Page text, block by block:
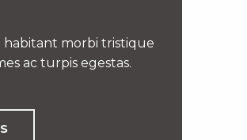
morbi tristique
ac turpis egestas.